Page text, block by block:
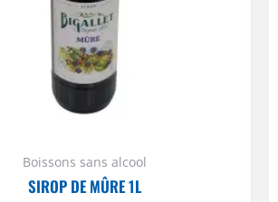
Boissons sans alcool
SIROP DE MÛRE 1L